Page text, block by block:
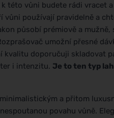
této vůni budete rádi vracet
používají pravidelně a
působí prémiově a
umožní přesné
kvalitu doporučuji skladovat
i intenzitu. Je to ten typ
a přitom
povahu vůně.